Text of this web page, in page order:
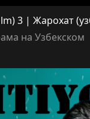
3 | Жарохат
на Узбекском